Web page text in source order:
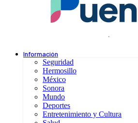
.
Información
Seguridad
Hermosillo
México
Sonora
Mundo
Deportes
Entretenimiento y Cultura